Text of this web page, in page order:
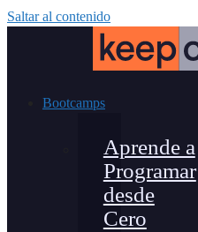
Saltar al contenido
Bootcamps
Aprende a
Programar
desde
Cero